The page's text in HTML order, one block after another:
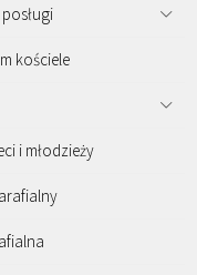
kościele
i młodzieży